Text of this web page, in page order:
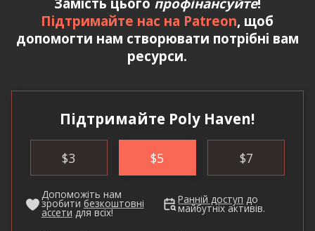
Підтримайте нас на Patreon, щоб
допомогти нам створювати потрібні вам
ресурси.
Підтримайте Poly Haven!
$3 $5 $7
Допоможіть нам
зробити безкоштовні
ассети для всіх!
Ранній доступ до
майбутніх активів.